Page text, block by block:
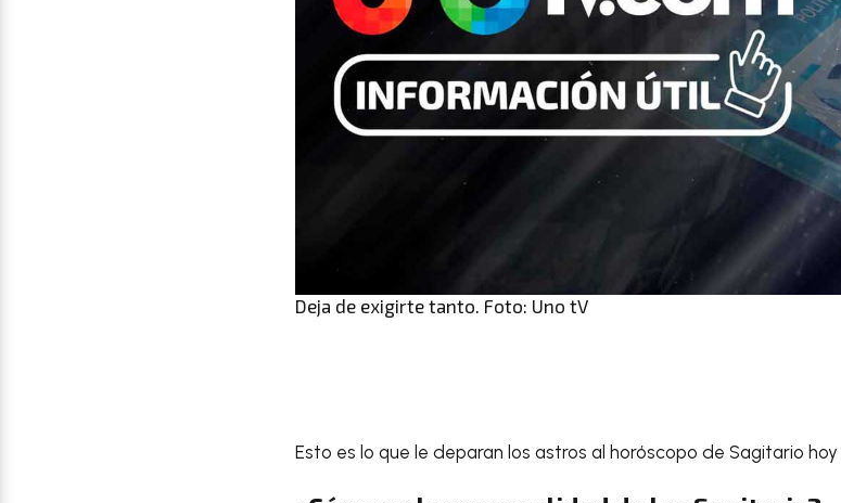
Deja de exigirte tanto. Foto: Uno tV
Esto es lo que le deparan los astros al horóscopo de Sagitario